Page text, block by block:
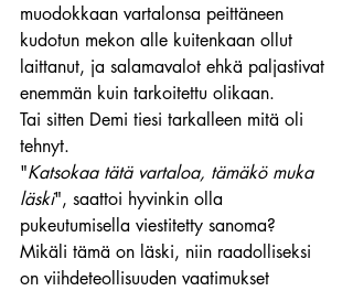
muodokkaan vartalonsa peittäneen
kudotun mekon alle kuitenkaan ollut
laittanut, ja salamavalot ehkä paljastivat
enemmän kuin tarkoitettu olikaan.
Tai sitten Demi tiesi tarkalleen mitä oli
tehnyt.
"Katsokaa tätä vartaloa, tämäkö muka
läski", saattoi hyvinkin olla
pukeutumisella viestitetty sanoma?
Mikäli tämä on läski, niin raadolliseksi
on viihdeteollisuuden vaatimukset